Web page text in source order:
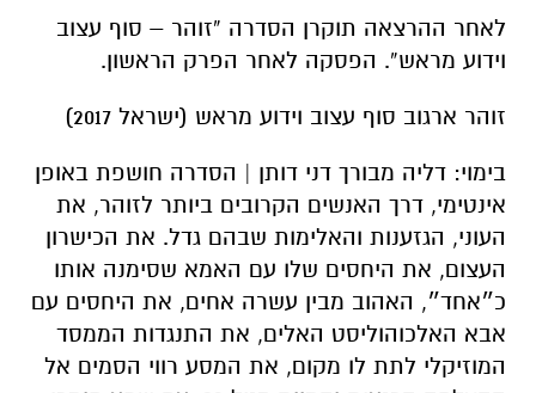
לאחר ההרצאה תוקרן הסדרה “זוהר – סוף עצוב
וידוע מראש”. הפסקה לאחר הפרק הראשון.
זוהר ארגוב סוף עצוב וידוע מראש (ישראל 2017)
בימוי: דליה מבורך דני דותן | הסדרה חושפת באופן
אינטימי, דרך האנשים הקרובים ביותר לזוהר, את
העוני, הגזענות והאלימות שבהם גדל. את הכישרון
העצום, את היחסים שלו עם האמא שסימנה אותו
כ״אחד״, האהוב מבין עשרה אחים, את היחסים עם
אבא האלכוהוליסט האלים, את התנגדות הממסד
המוזיקלי לתת לו מקום, את המסע רווי הסמים אל